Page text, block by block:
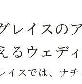
レイスの
るウェデ
イスでは、ナ